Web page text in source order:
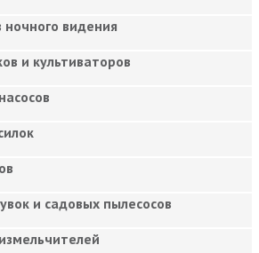
видения
и культиваторов
и садовых пылесосов